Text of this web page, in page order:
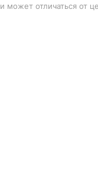
и может отличаться от